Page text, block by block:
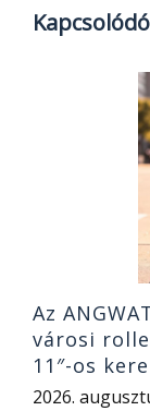
Az
városi
11″-os
2026.